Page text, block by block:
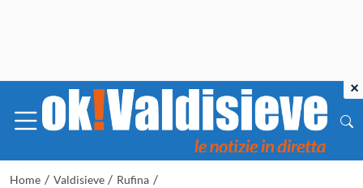
Home / Valdisieve / Rufina /
×